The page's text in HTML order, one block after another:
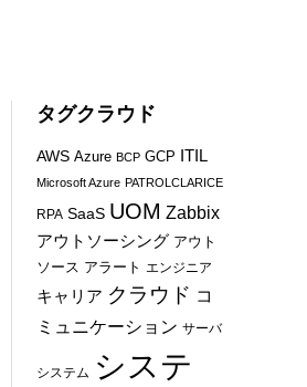
タグクラウド
AWS Azure BCP GCP ITIL
Microsoft Azure PATROLCLARICE
RPA SaaS UOM Zabbix
アウトソーシング アウト
ソース アラート エンジニア
キャリア クラウド コ
ミュニケーション サーバ
システム システ